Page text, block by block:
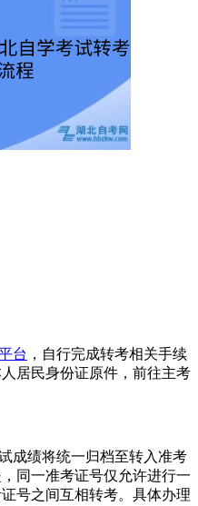
台 ，自行完成转考相关手续
居民身份证原件，前往主考
绩将统一归档至转入准考
同一准考证号仅允许进行一
号之间互相转考。具体办理